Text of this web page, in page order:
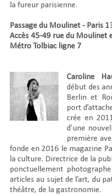
la fureur parisienne.
Passage du Moulinet - Paris
Accès 45-49 rue du Moulinet
Métro Tolbiac ligne 7
Caroline
début des
Berlin et
port
crée en
d’une
première
fonde en 2016 le magazine
la culture. Directrice de la
ponctuellement
articles au sujet de l’art, du
théâtre, de la gastronomie.